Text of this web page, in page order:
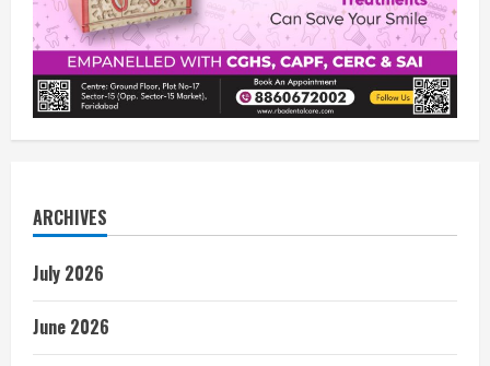
ARCHIVES
July 2026
June 2026